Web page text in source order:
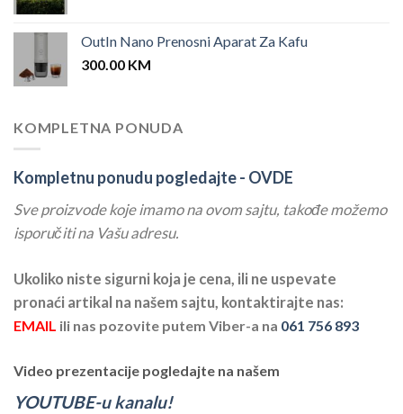
OutIn Nano Prenosni Aparat Za Kafu
300.00 KM
KOMPLETNA PONUDA
Kompletnu ponudu pogledajte - OVDE
Sve proizvode koje imamo na ovom sajtu, takođe možemo
isporučiti na Vašu adresu.
Ukoliko niste sigurni koja je cena, ili ne uspevate
pronaći artikal na našem sajtu, kontaktirajte nas:
EMAIL ili nas pozovite putem Viber-a na 061 756 893
Video prezentacije pogledajte na našem
YOUTUBE-u kanalu!